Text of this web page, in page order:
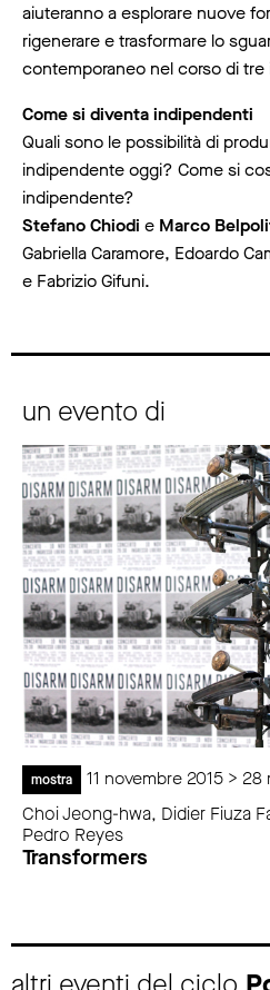
aiuteranno a esplorare nuove
rigenerare e trasformare lo
contemporaneo nel corso di tre
Come si diventa indipendenti
Quali sono le possibilità di
indipendente oggi? Come si
indipendente?
Stefano Chiodi e Marco
Gabriella Caramore, Edoardo
e Fabrizio Gifuni.
un evento di
mostra
11 novembre 2015 > 28
Choi Jeong-hwa, Didier Fiuza
Pedro Reyes
Transformers